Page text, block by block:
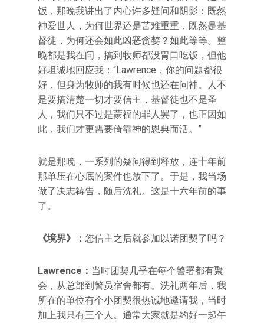
饭，那晚我讲出了内心许多疑问和阴影：既然
神爱世人，为何世界还是苦难重重，既然是基
督徒，为何还会如此凶恶贪婪？如此等等。整
晚都是我在问，搞到牧师都没胃口吃饭，但他
好坦诚地回应我：“Lawrence，你的问题都很
好，但身为牧师的我有时候也还在问神。人不
是要搞清楚一切才要信主，基督徒也不是圣
人，我们只不过是蒙福的罪人罢了，也正因如
此，我们才更需要倚靠神的恩典而活。”
就是那晚，一系列的疑问得到释放，连十年前
那单压在心底的案件也放下了。于是，我当场
做了决志祷告，随后洗礼。这是十六年前的事
了。
《境界》： 您信主之后就参加以诺团契了吗？
Lawrence： 当时团契几乎在每个警署都有聚
会，从总部到警员宿舍都有。洗礼两年后，我
所在的单位有个小团契很热诚地邀请我，当时
加上我只有三个人。通常大家就是约好一起午